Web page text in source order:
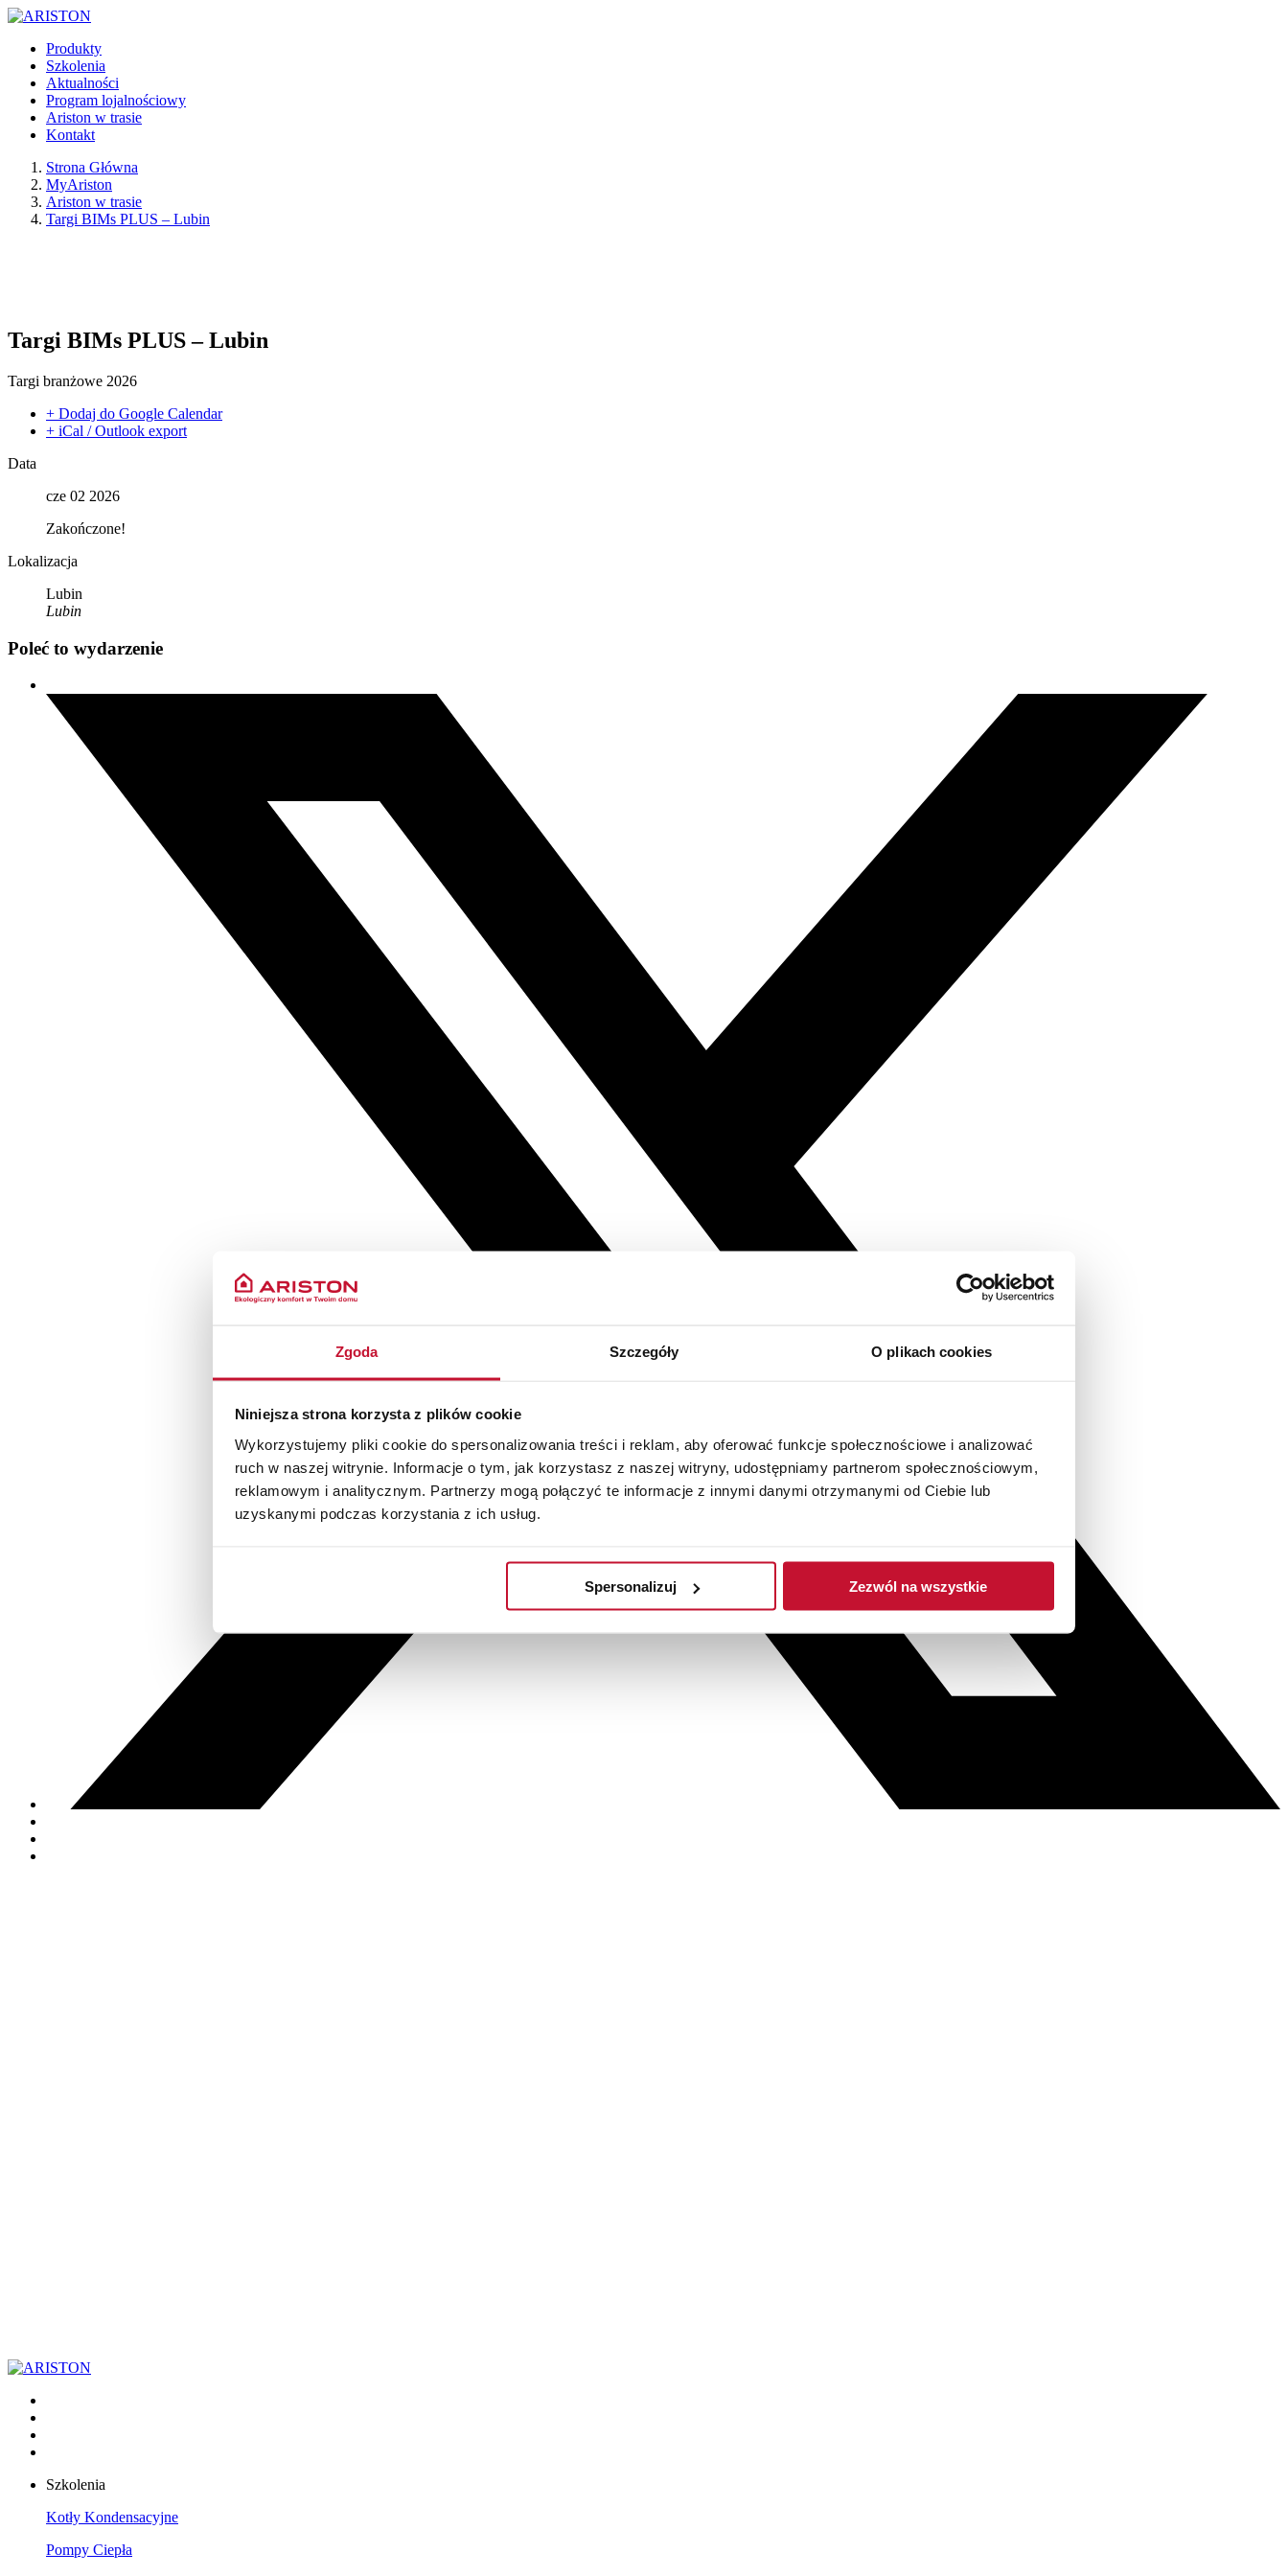
Zgoda Szczegóły O plikach cookies
Niniejsza strona korzysta z plików cookie
Wykorzystujemy pliki cookie do spersonalizowania treści i reklam, aby oferować funkcje społecznościowe i analizować
ruch w naszej witrynie. Informacje o tym, jak korzystasz z naszej witryny, udostępniamy partnerom społecznościowym,
reklamowym i analitycznym. Partnerzy mogą połączyć te informacje z innymi danymi otrzymanymi od Ciebie lub
uzyskanymi podczas korzystania z ich usług.
Spersonalizuj Zezwól na wszystkie
Produkty
Szkolenia
Aktualności
Program lojalnościowy
Ariston w trasie
Kontakt
Strona Główna
MyAriston
Ariston w trasie
Targi BIMs PLUS – Lubin
Targi BIMs PLUS – Lubin
Targi branżowe 2026
+ Dodaj do Google Calendar
+ iCal / Outlook export
Data
cze 02 2026
Zakończone!
Lokalizacja
Lubin
Lubin
Poleć to wydarzenie
Szkolenia
Kotły Kondensacyjne
Pompy Ciepła